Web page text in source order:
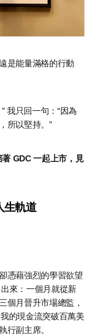
是能量滿格的行動
我只回一句：“因為
所以堅持。”
GDC 一起上市，見
生軌道
憑藉強烈的學習欲望
來：一個月就從新
個月晉升市場總監，
的現金流突破百萬美
行副主席。